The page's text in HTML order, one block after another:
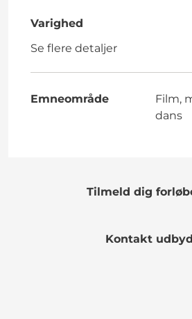
Varighed
Se flere detaljer
Emneområde
Film,
dans
Tilmeld dig
Kontakt